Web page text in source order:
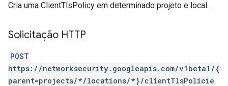
Cria uma ClientTlsPolicy em determinado projeto e local.
Solicitação HTTP
POST
https://networksecurity.googleapis.com/v1beta1/{
parent=projects/*/locations/*}/clientTlsPolicie